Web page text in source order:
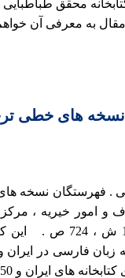
محقق طباطبایی
به معرفی آن
های خطی
. فهرستگان نسخه
و امور خيريه ،
2000 نسخه ،
و 350 جلد از فهرست های کتابخانه های...